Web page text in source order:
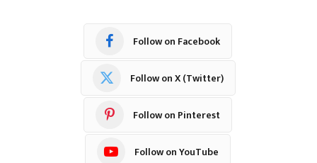
Follow on Facebook
Follow on X (Twitter)
Follow on Pinterest
Follow on YouTube